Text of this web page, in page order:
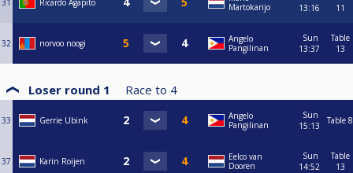
31 Ricardo Agapito
Martokarijo
13:16
11
32 norvoo noogi
Angelo
Pangilinan
Sun
13:37
Table
13
Loser round 1 Race to 4
33 Gerrie Ubink
Angelo
Pangilinan
Sun
15:13
Table 8
37 Karin Roijen
Eelco van
Dooren
Sun
14:52
Table
13